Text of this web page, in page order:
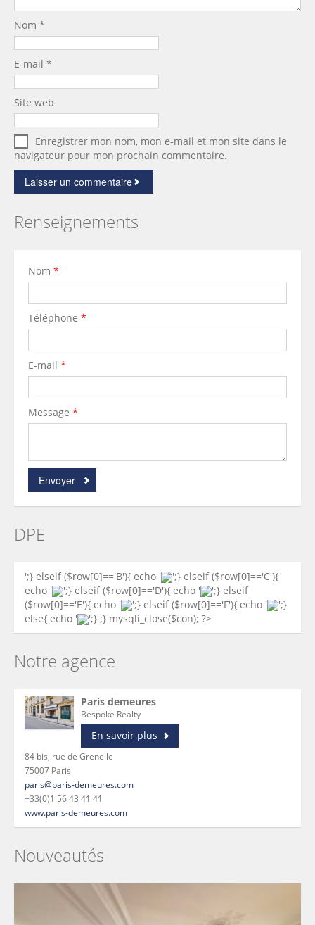
Nom *
E-mail *
Site web
Enregistrer mon nom, mon e-mail et mon site dans le
navigateur pour mon prochain commentaire.
Renseignements
Nom *
Téléphone *
E-mail *
Message *
Envoyer
DPE
';} elseif ($row[0]=='B'){ echo '
';} elseif ($row[0]=='C'){
echo '
';} elseif ($row[0]=='D'){ echo '
';} elseif
($row[0]=='E'){ echo '
';} elseif ($row[0]=='F'){ echo '
';}
else{ echo '
';} ;} mysqli_close($con); ?>
Notre agence
Paris demeures
Bespoke Realty
En savoir plus
84 bis, rue de Grenelle
75007 Paris
paris@paris-demeures.com
+33(0)1 56 43 41 41
www.paris-demeures.com
Nouveautés